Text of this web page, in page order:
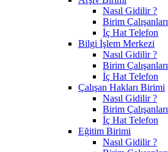
Nasıl Gidilir ?
Birim Çalışanları
İç Hat Telefon
Bilgi İşlem Merkezi
Nasıl Gidilir ?
Birim Çalışanları
İç Hat Telefon
Çalışan Hakları Birimi
Nasıl Gidilir ?
Birim Çalışanları
İç Hat Telefon
Eğitim Birimi
Nasıl Gidilir ?